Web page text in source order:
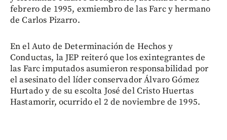
febrero de 1995, exmiembro de las Farc y hermano
de Carlos Pizarro.
En el Auto de Determinación de Hechos y
Conductas, la JEP reiteró que los exintegrantes de
las Farc imputados asumieron responsabilidad por
el asesinato del líder conservador Álvaro Gómez
Hurtado y de su escolta José del Cristo Huertas
Hastamorir, ocurrido el 2 de noviembre de 1995.